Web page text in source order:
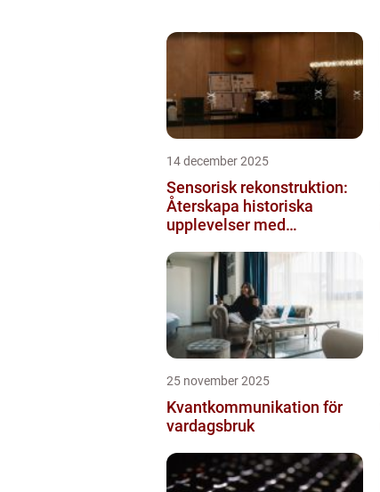
14 december 2025
Sensorisk rekonstruktion:
Återskapa historiska
upplevelser med
25 november 2025
Kvantkommunikation för
vardagsbruk